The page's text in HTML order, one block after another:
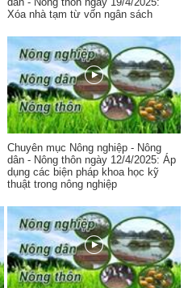
Xóa nhà tạm từ vốn ngân sách
Chuyên mục Nông nghiệp - Nông
dân - Nông thôn ngày 12/4/2025: Áp
dụng các biện pháp khoa học kỹ
thuật trong nông nghiệp